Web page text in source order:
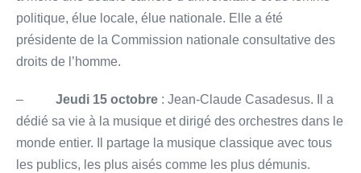
politique, élue locale, élue nationale. Elle a été
présidente de la Commission nationale consultative des
droits de l’homme.
– Jeudi 15 octobre : Jean-Claude Casadesus. Il a
dédié sa vie à la musique et dirigé des orchestres dans le
monde entier. Il partage la musique classique avec tous
les publics, les plus aisés comme les plus démunis.